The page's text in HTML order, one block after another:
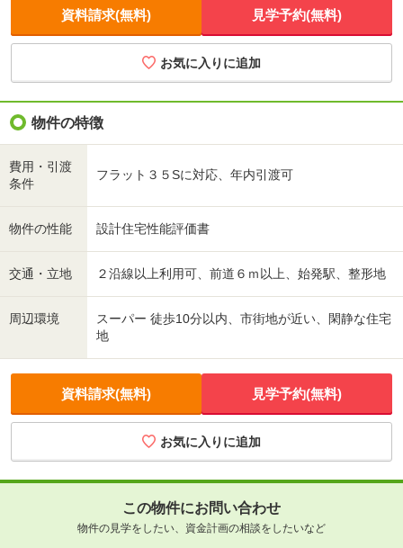
資料請求(無料) 見学予約(無料)
お気に入りに追加
物件の特徴
費用・引渡
条件
フラット３５Sに対応、年内引渡可
物件の性能 設計住宅性能評価書
交通・立地 ２沿線以上利用可、前道６ｍ以上、始発駅、整形地
周辺環境
スーパー 徒歩10分以内、市街地が近い、閑静な住宅
地
資料請求(無料) 見学予約(無料)
お気に入りに追加
この物件にお問い合わせ
物件の見学をしたい、資金計画の相談をしたいなど